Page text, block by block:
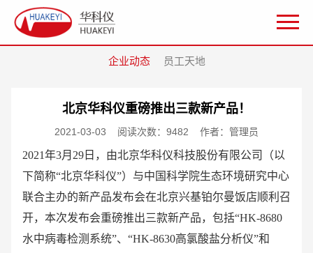
企业动态 员工天地
北京华科仪重磅推出三款新产品！
2021-03-03 阅读次数：9482 作者：管理员
2021年3月29日，由北京华科仪科技股份有限公司（以
下简称“北京华科仪”）与中国科学院生态环境研究中心
联合主办的新产品发布会在北京兴基铂尔曼饭店顺利召
开，本次发布会重磅推出三款新产品，包括“HK-8680
水中病毒检测系统”、“HK-8630高氯酸盐分析仪”和